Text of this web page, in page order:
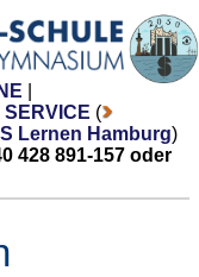
SERVICE (
Lernen Hamburg)
428 891-157 oder